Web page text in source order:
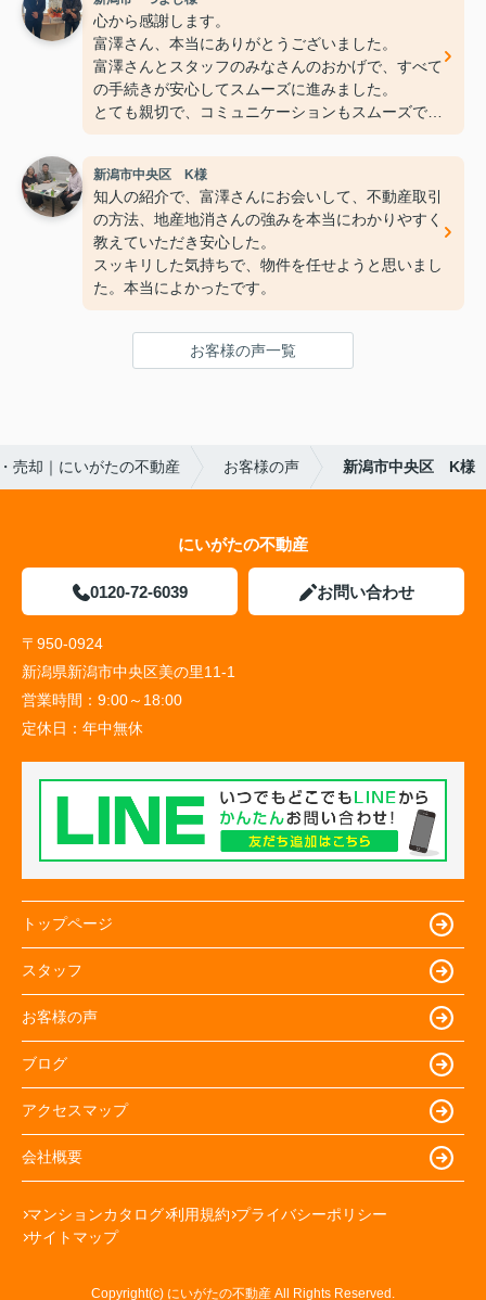
ご活躍をお祈りしております。
心から感謝します。
富澤さん、本当にありがとうございました。
富澤さんとスタッフのみなさんのおかげで、すべて
の手続きが安心してスムーズに進みました。
とても親切で、コミュニケーションもスムーズでし
た。
最初に連絡してから、すべてがスムーズかつ迅速
で、富澤さんは細部まで丁寧に説明してくれまし
た。
ありがとうございました。
新潟市中央区 K様
知人の紹介で、富澤さんにお会いして、不動産取引
の方法、地産地消さんの強みを本当にわかりやすく
教えていただき安心した。
スッキリした気持ちで、物件を任せようと思いまし
た。本当によかったです。
お客様の声一覧
売却｜にいがたの不動産 お客様の声 新潟市中央区 K様
にいがたの不動産
0120-72-6039 お問い合わせ
〒950-0924
新潟県新潟市中央区美の里11-1
営業時間： 9:00～18:00
定休日： 年中無休
トップページ
スタッフ
お客様の声
ブログ
アクセスマップ
会社概要
マンションカタログ 利用規約 プライバシーポリシー
サイトマップ
Copyright(c) にいがたの不動産 All Rights Reserved.